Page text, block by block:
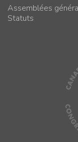
Assemblées
Statuts